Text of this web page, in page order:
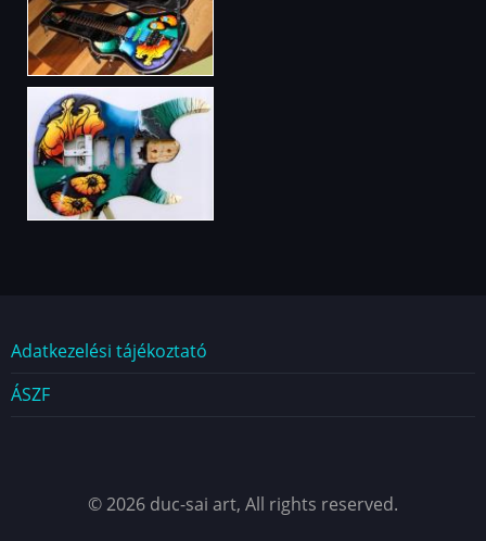
Dokumentumok
Adatkezelési tájékoztató
ÁSZF
© 2026 duc-sai art, All rights reserved.